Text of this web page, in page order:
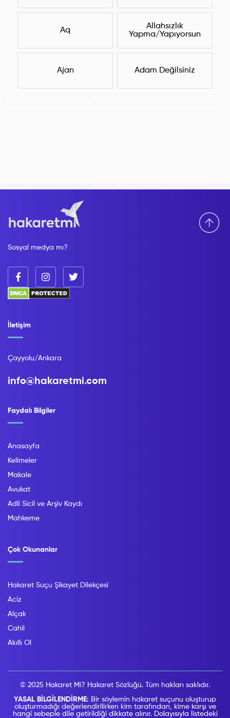
Aq
Allahsızlık
Yapma/Yapıyorsun
Ajan Adam Değilsiniz
Sosyal medya mı?
Faydalı Bilgiler
Anasayfa
Kelimeler
Makale
Avukat
Adli Sicil ve Arşiv Kaydı
Mahkeme
Çok Okunanlar
Hakaret Suçu Şikayet Dilekçesi
Aciz
Alçak
Cahil
Akıllı Ol
İletişim
Çayyolu/Ankara
info@hakaretmi.com
© 2025 Hakaret Mi? Hakaret Sözlüğü. Tüm hakları saklıdır.
YASAL BİLGİLENDİRME: Bir söylemin hakaret suçunu oluşturup
oluşturmadığı değerlendirilirken kim tarafından, kime karşı ve
hangi sebeple dile getirildiği dikkate alınır. Dolayısıyla listedeki